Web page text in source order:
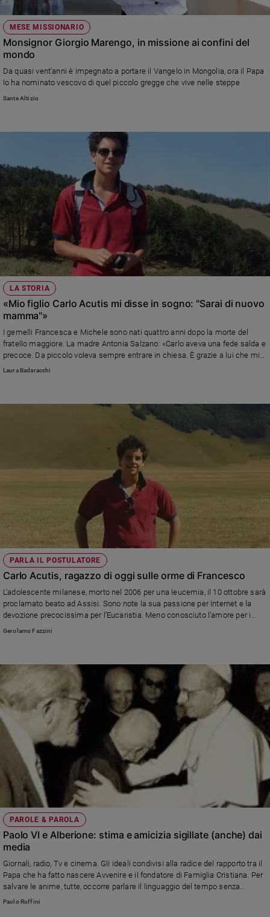
MESE MISSIONARIO
Monsignor Giorgio Marengo, in missione ai confini del
mondo
Da quasi vent'anni è impegnato a portare il Vangelo in Mongolia, ora il Papa
lo ha nominato vescovo di quel piccolo gregge che vive nelle steppe
Sante Altizio
LA STORIA
«Mio figlio Carlo Acutis mi disse in sogno: "Sarai di nuovo
mamma"»
I gemelli Francesca e Michele sono nati quattro anni dopo la morte del
fratello maggiore. La madre Antonia Salzano: «Carlo aveva una fede salda e
precoce. Da piccolo voleva sempre entrare in chiesa. È grazie a lui che mi
sono riavvicinata a Dio»
Laura Badaracchi
PARLA IL POSTULATORE
Carlo Acutis, ragazzo di oggi sulle orme di Francesco
L'adolescente milanese, morto nel 2006 per una leucemia, il 10 ottobre sarà
proclamato beato ad Assisi. Sono note la sua passione per Internet e la
devozione precocissima per l’Eucaristia. Meno conosciuto l’amore per i
poveri e lo stile di vita semplice nonostante la condizione benestante della
Gerolamo Fazzini
PAROLE & PAROLA
Paolo VI e Alberione: stima e amicizia sigillate (anche) dai
media
Giornali, radio, Tv e cinema. Gli ideali condivisi alla radice del rapporto tra il
Papa che ha fatto nascere Avvenire e il fondatore di Famiglia Cristiana. Per
salvare le anime, tutte, occorre parlare il linguaggio del tempo senza
farsene corrompere. L'analisi di Paolo Ruffini, Prefetto del dicastero per la
Paolo Ruffini